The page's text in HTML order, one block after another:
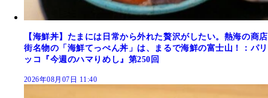
【海鮮丼】たまには日常から外れた贅沢がしたい。熱海の商店
街名物の「海鮮てっぺん丼」は、まるで海鮮の富士山！：パリ
ッコ『今週のハマりめし』第250回
2026年08月07日 11:40